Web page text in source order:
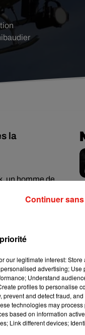
la
un homme de
ses
et est de
de police du
our legitimate interest: Store
advertising; Use
Understand
profiles to personalise
and detect fraud, and
technologies may process
based on information
Link different devices;
Continuer